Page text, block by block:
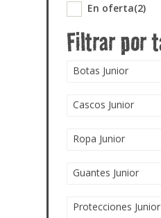
En oferta(2)
Botas Junior
Cascos Junior
Ropa Junior
Guantes Junior
Protecciones Junior